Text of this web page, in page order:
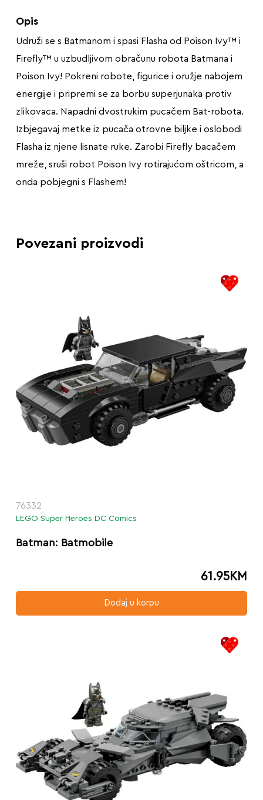
Opis
Udruži se s Batmanom i spasi Flasha od Poison Ivy™ i
Firefly™ u uzbudljivom obračunu robota Batmana i
Poison Ivy! Pokreni robote, figurice i oružje nabojem
energije i pripremi se za borbu superjunaka protiv
zlikovaca. Napadni dvostrukim pucačem Bat-robota.
Izbjegavaj metke iz pucača otrovne biljke i oslobodi
Flasha iz njene lisnate ruke. Zarobi Firefly bacačem
mreže, sruši robot Poison Ivy rotirajućom oštricom, a
onda pobjegni s Flashem!
Povezani proizvodi
76332
LEGO Super Heroes DC Comics
Batman: Batmobile
61.95KM
Dodaj u korpu